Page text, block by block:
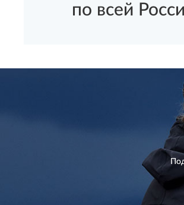
по всей